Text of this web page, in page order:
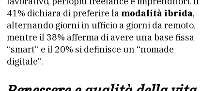
41% dichiara di preferire la modalità ibrida,
alternando giorni in ufficio a giorni da remoto,
mentre il 38% afferma di avere una base fissa
“smart” e il 20% si definisce un “nomade
digitale”.